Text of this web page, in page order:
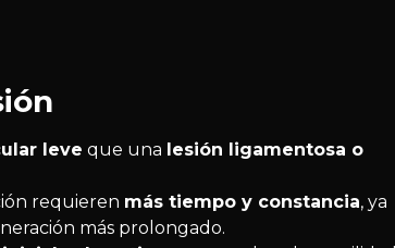
leve que una lesión ligamentosa o
requieren más tiempo y constancia, ya
más prolongado.